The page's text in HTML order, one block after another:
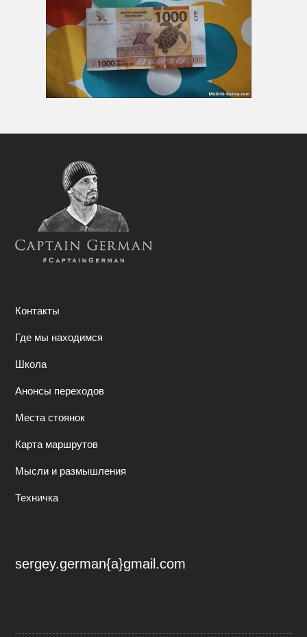
Контакты
Где мы находимся
Школа
Анонсы переходов
Места стоянок
Карта маршрутов
Мысли и размышления
Техничка
sergey.german{a}gmail.com